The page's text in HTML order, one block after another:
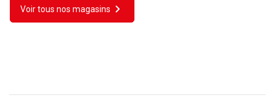
Voir tous nos magasins